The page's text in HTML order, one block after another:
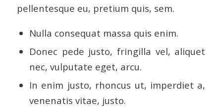
pellentesque eu, pretium quis, sem.
Nulla consequat massa quis enim.
Donec pede justo, fringilla vel, aliquet
nec, vulputate eget, arcu.
In enim justo, rhoncus ut, imperdiet a,
venenatis vitae, justo.